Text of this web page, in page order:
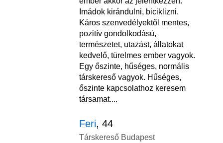
Imádok kirándulni, biciklizni.
Káros szenvedélyektől mentes,
pozitív gondolkodású,
természetet, utazást, állatokat
kedvelő, türelmes ember vagyok.
Egy őszinte, hűséges, normális
társkereső vagyok. Hűséges,
őszinte kapcsolathoz keresem
társamat....
Feri, 44
Társkereső Budapest